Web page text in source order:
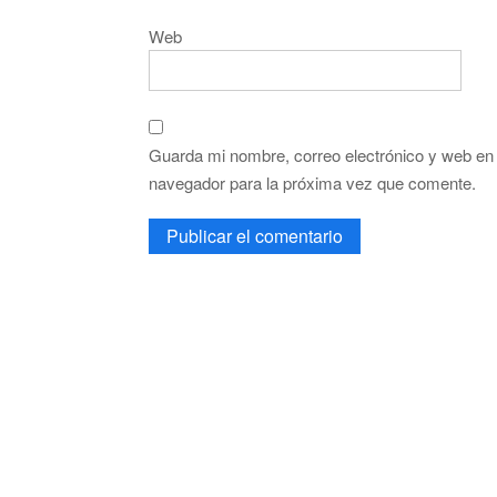
Web
Guarda mi nombre, correo electrónico y web
navegador para la próxima vez que comente.